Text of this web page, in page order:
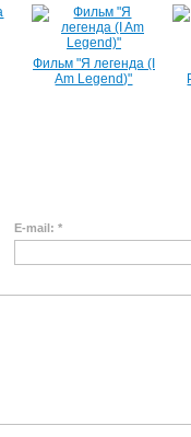
Фильм "Я легенда (I
Am Legend)"
E-mail: *